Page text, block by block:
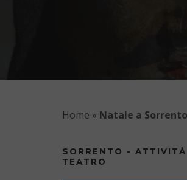
Home » Natale a
SORRENTO -
TEATRO